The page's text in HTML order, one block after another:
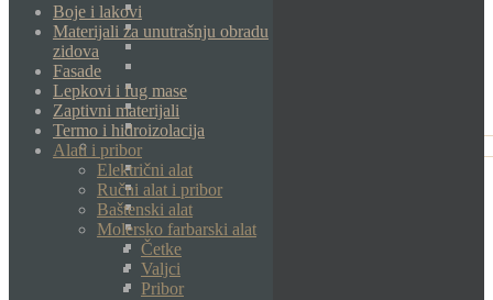
Boje i lakovi
Materijali za unutrašnju obradu
zidova
Fasade
Lepkovi i fug mase
Zaptivni materijali
Termo i hidroizolacija
Alati i pribor
Električni alat
Ručni alat i pribor
Baštenski alat
Molersko farbarski alat
Četke
Valjci
Pribor